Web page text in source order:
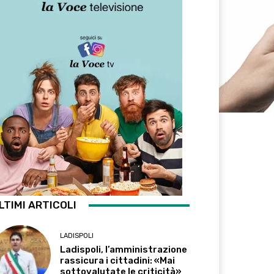
ARTICOLI
LADISPOLI
Ladispoli, l’amministrazione
rassicura i cittadini: «Mai
sottovalutate le criticità»